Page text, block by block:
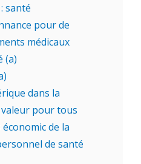
en flèche des
et aux coûts
avec une
des Finances,
annoncé à cette
pôle de
santé
renforcer les
santé
pour de
médicaux
(a)
dans la
pour tous
de la
de santé